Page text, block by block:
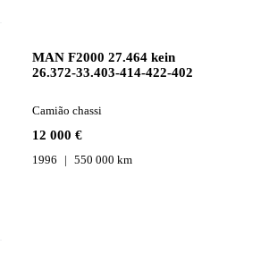
MAN F2000 27.464 kein
26.372-33.403-414-422-402
12 000 €
Camião chassi
1996 550 000 km